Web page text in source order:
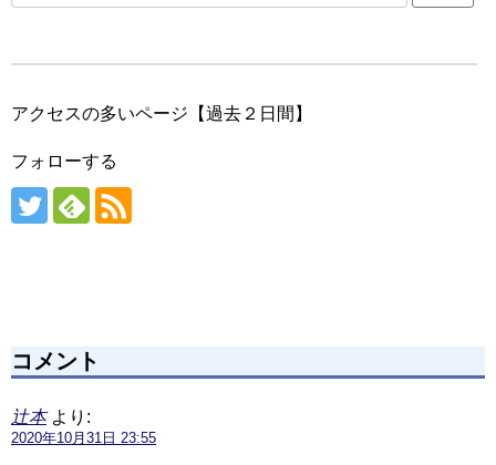
アクセスの多いページ【過去２日間】
フォローする
コメント
辻本 より:
2020年10月31日 23:55